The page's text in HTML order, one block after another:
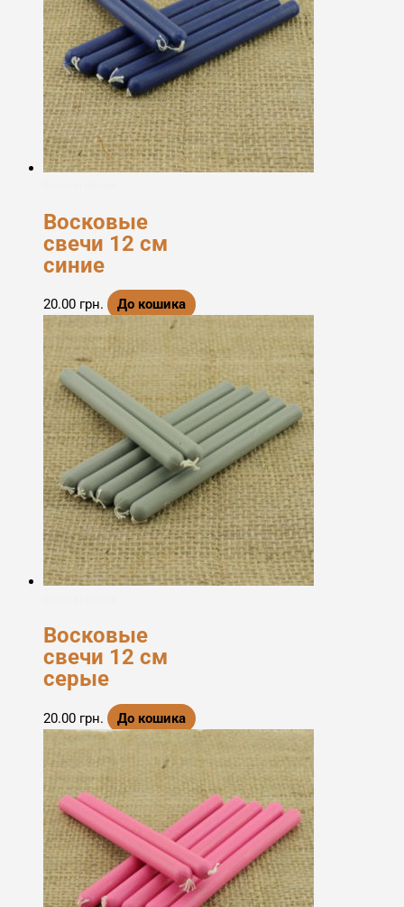
Восковые
свечи 12 см
синие
20.00 грн. До кошика
Восковые
свечи 12 см
серые
20.00 грн. До кошика